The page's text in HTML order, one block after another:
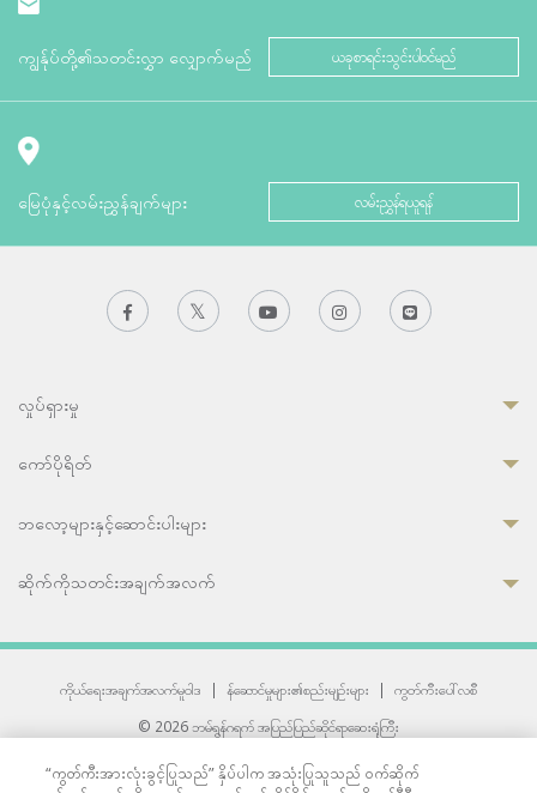
ကျွန်ုပ်တို့၏သတင်းလွှာ လျှောက်မည် ယခုစာရင်းသွင်းပါဝင်မည်
မြေပုံနှင့်လမ်းညွှန်ချက်များ လမ်းညွှန်ရယူရန်
လှုပ်ရှားမှု
ကော်ပိုရိတ်
ဘလော့များနှင့်ဆောင်းပါးများ
ဆိုက်ကိုသတင်းအချက်အလက်
ကိုယ်ရေးအချက်အလက်မူဝါဒ | န်ဆောင်မှုများ၏စည်းမျဉ်းများ |
ကွတ်ကီးပေါ်လစီ
© 2026 ဘမ်ရွန်ဂရက် အပြည်ပြည်ဆိုင်ရာဆေးရုံကြီး
“ကွတ်ကီးအားလုံးခွင့်ပြုသည်” နှိပ်ပါက အသုံးပြုသူသည် ဝက်ဆိုက်